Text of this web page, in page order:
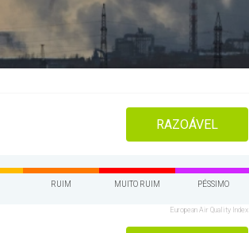
RAZOÁVEL
RUIM MUITO RUIM PÉSSIMO
European Air Quality Index